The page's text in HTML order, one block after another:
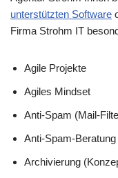
unterstützten Software
Firma Strohm IT
Agile Projekte
Agiles Mindset
Anti-Spam (Mail-
Anti-Spam-Beratung
Archivierung